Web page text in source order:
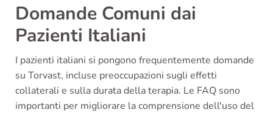
Domande Comuni dai
Pazienti Italiani
I pazienti italiani si pongono frequentemente domande
su Torvast, incluse preoccupazioni sugli effetti
collaterali e sulla durata della terapia. Le FAQ sono
importanti per migliorare la comprensione dell'uso del